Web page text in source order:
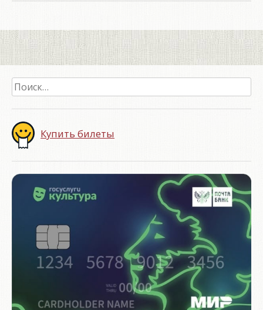
Найти:
Купить билеты